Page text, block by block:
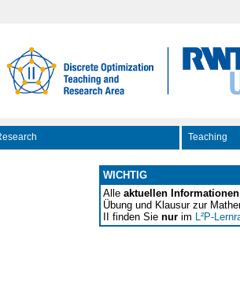
Teaching
WICHTIG
Alle aktuellen Informationen
Übung und Klausur zur
II finden Sie nur im L²P-